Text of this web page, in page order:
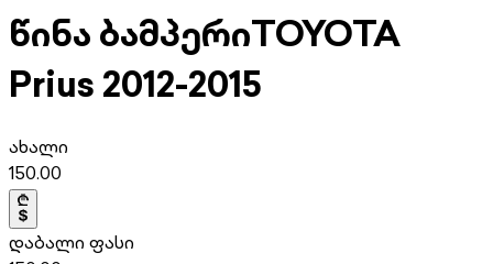
წინა ბამპერიTOYOTA
Prius 2012-2015
ახალი
150.00
დაბალი ფასი